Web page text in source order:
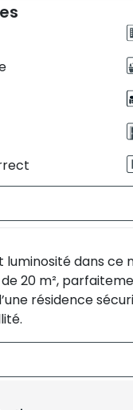
: Ouest
dans ce
20 m²,
résidence
très lumineux